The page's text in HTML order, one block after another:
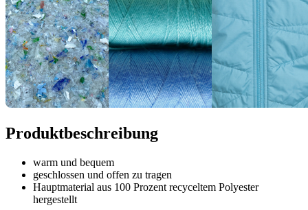
Produktbeschreibung
warm und bequem
geschlossen und offen zu tragen
Hauptmaterial aus 100 Prozent recyceltem Polyester
hergestellt